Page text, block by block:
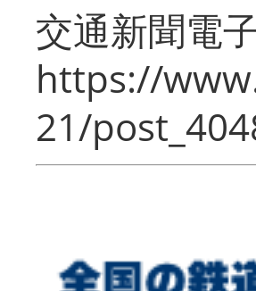
交通新聞電
https://
21/